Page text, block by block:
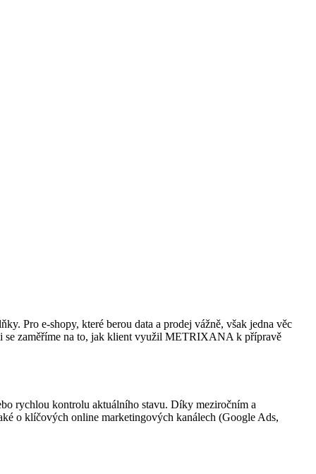
Pro e-shopy, které berou data a prodej vážně, však jedna věc
se zaměříme na to, jak klient využil METRIXANA k přípravě
rychlou kontrolu aktuálního stavu. Díky meziročním a
o klíčových online marketingových kanálech (Google Ads,